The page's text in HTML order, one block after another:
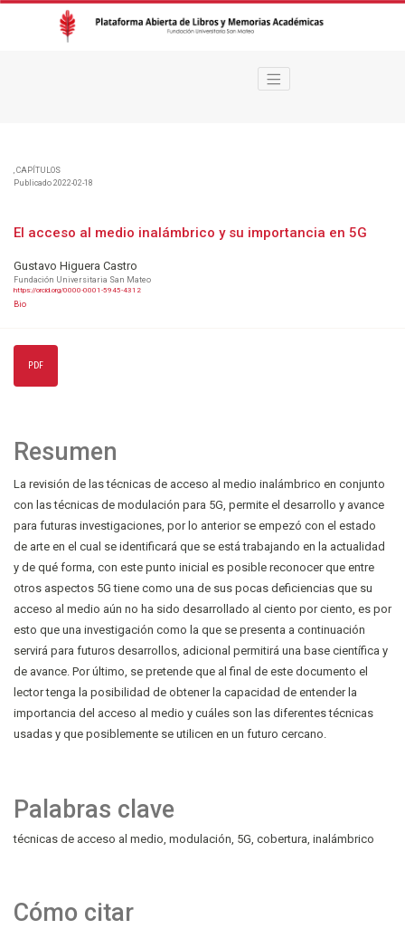
, CAPÍTULOS
El acceso al medio inalámbrico y su importancia en 5G
Publicado 2022-02-18
Gustavo Higuera Castro
Fundación Universitaria San Mateo
https://orcid.org/0000-0001-5945-4312
Bio
PDF
Palabras clave
técnicas de acceso al medio modulación 5G cobertura inalámbrico
Cómo citar
Resumen
La revisión de las técnicas de acceso al medio inalámbrico en conjunto
con las técnicas de modulación para 5G, permite el desarrollo y avance
para futuras investigaciones, por lo anterior se empezó con el estado
de arte en el cual se identificará que se está trabajando en la actualidad
y de qué forma, con este punto inicial es posible reconocer que entre
otros aspectos 5G tiene como una de sus pocas deficiencias que su
acceso al medio aún no ha sido desarrollado al ciento por ciento, es por
esto que una investigación como la que se presenta a continuación
servirá para futuros desarrollos, adicional permitirá una base científica y
de avance. Por último, se pretende que al final de este documento el
lector tenga la posibilidad de obtener la capacidad de entender la
importancia del acceso al medio y cuáles son las diferentes técnicas
usadas y que posiblemente se utilicen en un futuro cercano.